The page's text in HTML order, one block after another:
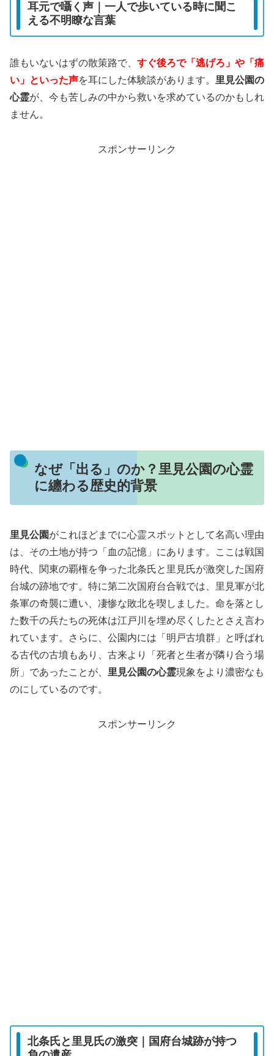
耳元で囁く声｜一人で歩いている時に聞こ
える不明瞭な言葉
誰もいないはずの散策路で、 すぐ後ろで「逃げろ」や「痛
い」といった声を耳にした体験談があります。 里見公園の
心霊が、今も苦しみの中から救いを求めているのかもしれ
ません。
スポンサーリンク
なぜ「出る」のか？里見公園の心霊
に纏わる歴史的背景
里見公園がこれほどまでに心霊スポットとして名高い理由
は、その土地が持つ「血の記憶」にあります。ここは戦国
時代、関東の覇権を争った北条氏と里見氏が激突した国府
台城の跡地です。特に第二次国府台合戦では、里見軍が北
条軍の奇襲に遭い、凄惨な敗北を喫しました。命を落とし
た数千の兵たちの死体は江戸川を埋め尽くしたとさえ言わ
れています。さらに、公園内には「明戸古墳群」と呼ばれ
る古代の古墳もあり、古来より「死者と生者が隣り合う場
所」であったことが、 里見公園の心霊現象をより濃密なも
のにしているのです。
スポンサーリンク
北条氏と里見氏の激突｜国府台城跡が持つ